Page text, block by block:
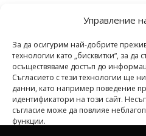
Управление
За да осигурим най-добрите
технологии като „бисквитки“, за да
осъществяваме достъп до
Съгласието с тези технологии ще
данни, като например поведение
идентификатори на този сайт.
съгласие може да повлияе
функции.
Използването или
цялото съдържание от
разрешение е забранено.
veilend.com © Всички